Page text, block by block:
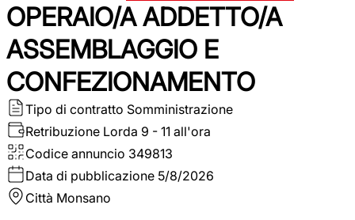
OPERAIO/A ADDETTO/A
ASSEMBLAGGIO E
CONFEZIONAMENTO
Tipo di contratto Somministrazione
Retribuzione Lorda 9 - 11 all'ora
Codice annuncio 349813
Data di pubblicazione 5/8/2026
Città Monsano